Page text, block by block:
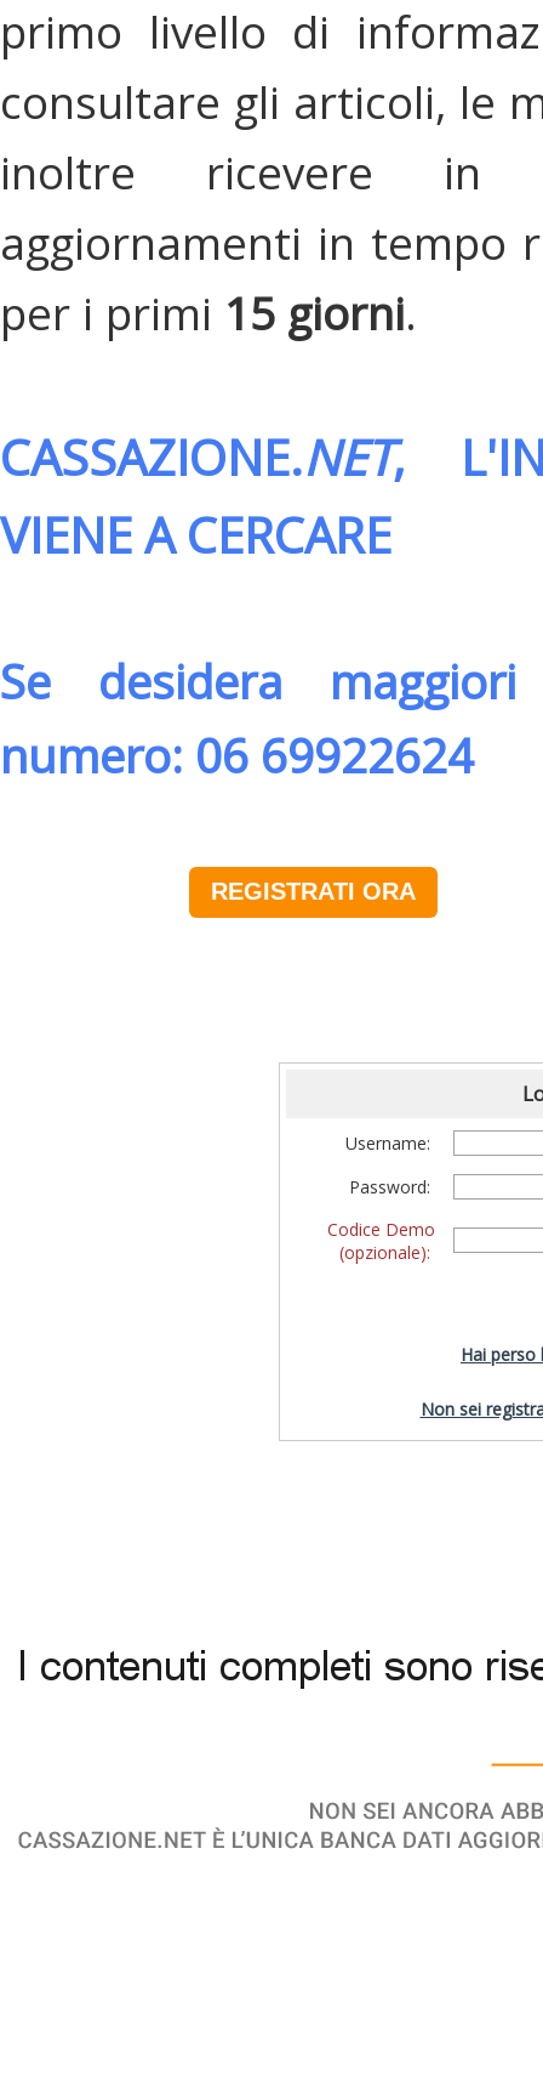
primo livello di
consultare gli articoli, le
inoltre ricevere in
aggiornamenti in tempo
per i primi 15 giorni.
CASSAZIONE.NET,
VIENE A CERCARE
Se desidera
numero: 06 69922624
REGISTRATI ORA
Username:
Password:
Codice Demo
(opzionale):
Hai perso
Non sei